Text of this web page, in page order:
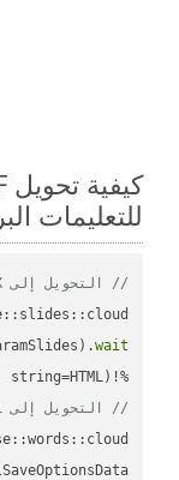
للتعليمات
// التحويل إلى POTX باستخدام Aspose.Slides
wait
%!(EXTRA string=HTML, string=POTX, string=HTML)
// التحويل إلى HTML باستخدام Aspose.Words